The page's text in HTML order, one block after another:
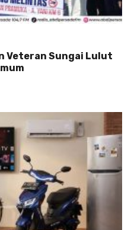
Veteran Sungai Lulut